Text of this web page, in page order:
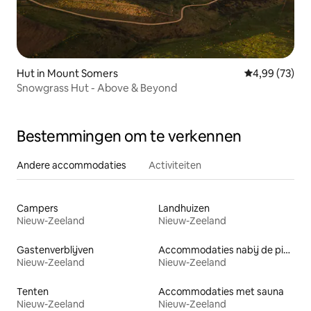
Hut in Mount Somers Gemiddelde
4,99 (73)
Snowgrass Hut - Above & Beyond
Bestemmingen om te verkennen
Andere accommodaties Activiteiten
Campers
Nieuw-Zeeland
Landhuizen
Nieuw-Zeeland
Gastenverblijven
Nieuw-Zeeland
Accommodaties nabij de piste
Nieuw-Zeeland
Tenten
Nieuw-Zeeland
Accommodaties met sauna
Nieuw-Zeeland